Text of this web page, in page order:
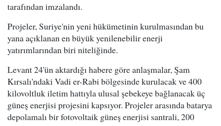
tarafından imzalandı.
Projeler, Suriye'nin yeni hükümetinin kurulmasından bu
yana açıklanan en büyük yenilenebilir enerji
yatırımlarından biri niteliğinde.
Levant 24'ün aktardığı habere göre anlaşmalar, Şam
Kırsalı'ndaki Vadi er-Rabi bölgesinde kurulacak ve 400
kilovoltluk iletim hattıyla ulusal şebekeye bağlanacak üç
güneş enerjisi projesini kapsıyor. Projeler arasında batarya
depolamalı bir fotovoltaik güneş enerjisi santrali, 200